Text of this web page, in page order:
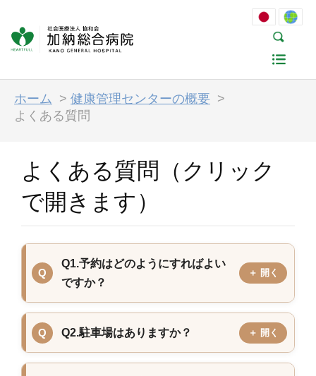
ホーム > 健康管理センターの概要 >
よくある質問
よくある質問（クリック
で開きます）
Q1.予約はどのようにすればよい
ですか？
Q2.駐車場はありますか？